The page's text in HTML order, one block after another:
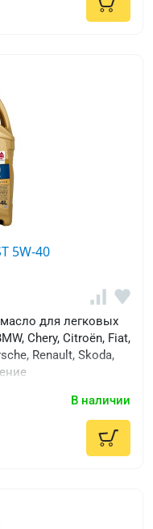
5W-40
для легковых
Chery, Citroën, Fiat,
Renault, Skoda,
В наличии